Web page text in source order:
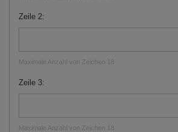
Zeile 2
Maximale Anzahl von Zeichen 18
Zeile 3
Maximale Anzahl von Zeichen 18